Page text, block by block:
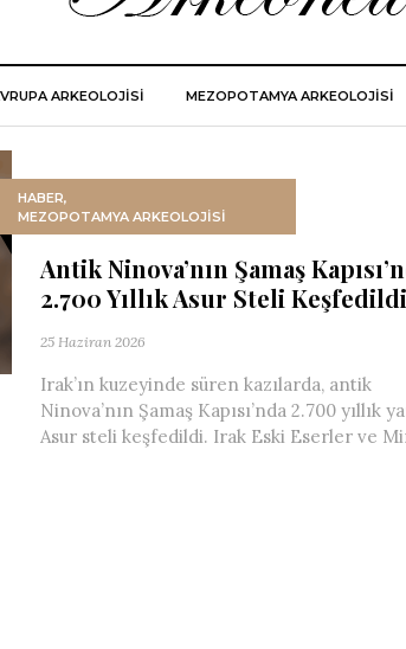
ARKEOLOJISI MEZOPOTAMYA ARKEOLOJISI
HABER,
MEZOPOTAMYA ARKEOLOJISI
Antik Ninova’nın Şamaş
2.700 Yıllık Asur Steli Keşfedildi
25 Haziran 2026
Irak’ın kuzeyinde süren kazılarda, antik
Ninova’nın Şamaş Kapısı’nda 2.700 yıllık
Asur steli keşfedildi. Irak Eski Eserler ve